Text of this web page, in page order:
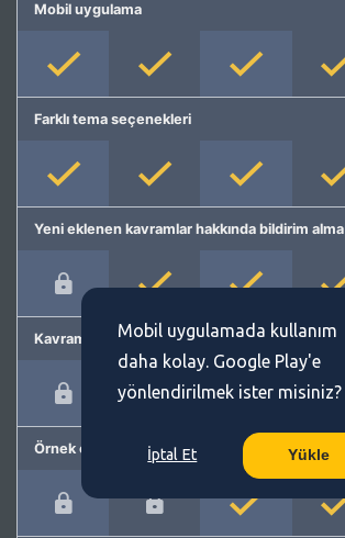
Mobil uygulama
Farklı tema seçenekleri
Yeni eklenen kavramlar hakkında bildirim alma
Kavram önerme
Örnek cümleler
Mobil uygulamada kullanım
daha kolay. Google Play'e
yönlendirilmek ister misiniz?
İptal Et Yükle